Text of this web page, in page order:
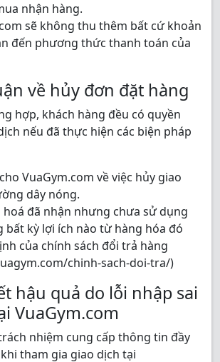
nhận hàng.
sẽ không thu thêm bất cứ khoản
đến phương thức thanh toán của
về hủy đơn đặt hàng
hợp, khách hàng đều có quyền
nếu đã thực hiện các biện pháp
VuaGym.com về việc hủy giao
dây nóng.
hoá đã nhận nhưng chưa sử dụng
bất kỳ lợi ích nào từ hàng hóa đó
của chính sách đổi trả hàng
chinh-sach-doi-tra/)
hậu quả do lỗi nhập sai
VuaGym.com
nhiệm cung cấp thông tin đầy
tham gia giao dịch tại